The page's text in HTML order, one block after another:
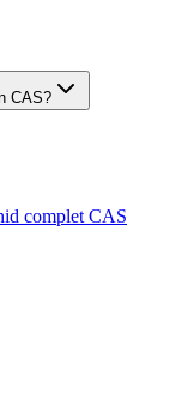
CAS?
complet CAS